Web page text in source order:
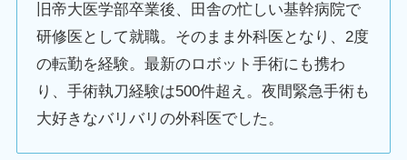
旧帝大医学部卒業後、田舎の忙しい基幹病院で
研修医として就職。そのまま外科医となり、2度
の転勤を経験。最新のロボット手術にも携わ
り、手術執刀経験は500件超え。夜間緊急手術も
大好きなバリバリの外科医でした。